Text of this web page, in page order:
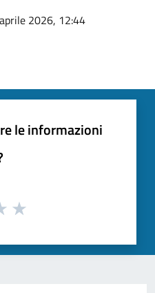
2026, 12:44
le informazioni